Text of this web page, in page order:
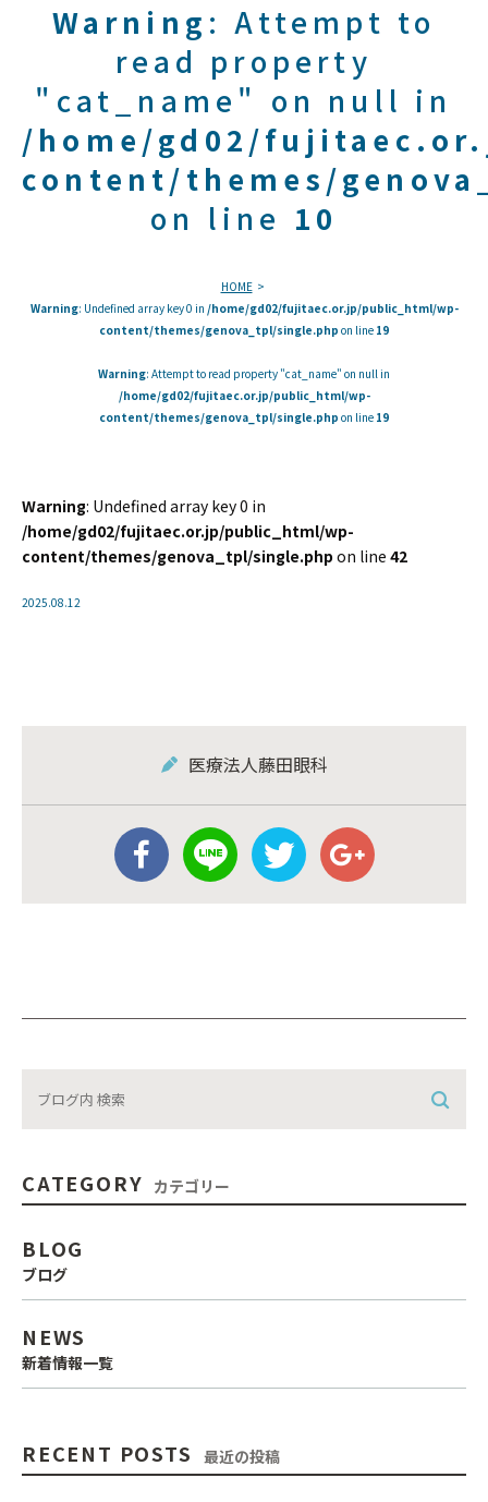
Warning : Attempt to
read property
"cat_name" on null in
/home/gd02/
content/themes/
on line 10
HOME
Warning: Undefined array key 0 in /home/gd02/fujitaec.or.jp/public_html/wp-
content/themes/genova_tpl/single.php on line 19
Warning: Attempt to read property "cat_name" on null in
/home/gd02/fujitaec.or.jp/public_html/wp-
content/themes/genova_tpl/single.php on line 19
Warning: Undefined array key 0 in
/home/gd02/fujitaec.or.jp/public_html/wp-
content/themes/genova_tpl/single.php on line 42
2025.08.12
医療法人藤田眼科
CATEGORY カテゴリー
BLOG
ブログ
NEWS
新着情報一覧
RECENT POSTS 最近の投稿